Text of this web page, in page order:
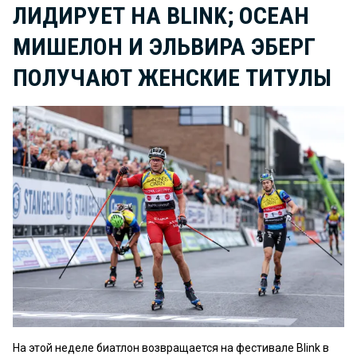
ЛИДИРУЕТ НА BLINK; ОСЕАН
МИШЕЛОН И ЭЛЬВИРА ЭБЕРГ
ПОЛУЧАЮТ ЖЕНСКИЕ ТИТУЛЫ
На этой неделе биатлон возвращается на фестивале Blink в